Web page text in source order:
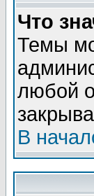
Что
Темы
любой
В